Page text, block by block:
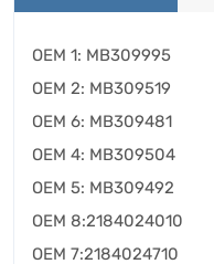
OEM 1: MB309995
OEM 2: MB309519
OEM 6: MB309481
OEM 4: MB309504
OEM 5: MB309492
OEM 8:2184024010
OEM 7:2184024710